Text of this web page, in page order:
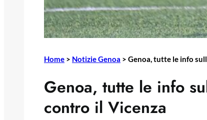
Home > Notizie Genoa > Genoa, tutte le info
Genoa, tutte le info
contro il Vicenza